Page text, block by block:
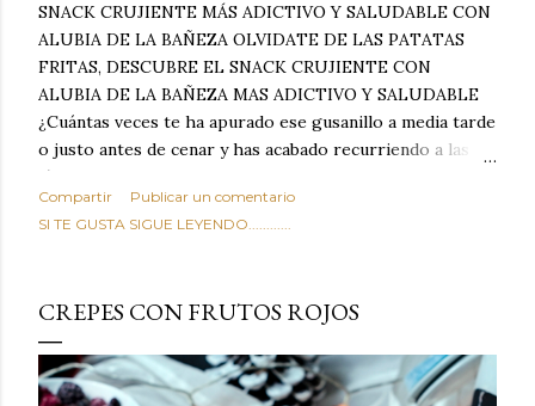
SNACK CRUJIENTE MÁS ADICTIVO Y SALUDABLE CON
ALUBIA DE LA BAÑEZA OLVIDATE DE LAS PATATAS
FRITAS, DESCUBRE EL SNACK CRUJIENTE CON
ALUBIA DE LA BAÑEZA MAS ADICTIVO Y SALUDABLE
¿Cuántas veces te ha apurado ese gusanillo a media tarde
o justo antes de cenar y has acabado recurriendo a las
típicas patatas de bolsa, frutos secos fritos o snacks
ultraprocesados llenos de grasas saturadas y sodio?
Todos hemos estado ahí. Sin embargo, cuidarse no tiene
satisface. Estas alubias crujientes al horno van a cambiar
por completo tu forma de ver las legumbres. Olvídate de
asociar las alubias únicamente a los guisos tradicionales y
copiosos de invierno. Con esta receta simple pero
Compartir
Publicar un comentario
SI TE GUSTA SIGUE LEYENDO............
CREPES CON FRUTOS ROJOS